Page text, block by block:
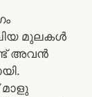
മുലകൾ
അവൻ